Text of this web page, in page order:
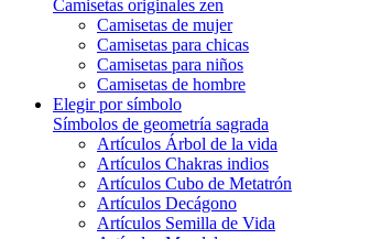
Camisetas originales zen
Camisetas de mujer
Camisetas para chicas
Camisetas para niños
Camisetas de hombre
Elegir por símbolo
Símbolos de geometría sagrada
Artículos Árbol de la vida
Artículos Chakras indios
Artículos Cubo de Metatrón
Artículos Decágono
Artículos Semilla de Vida